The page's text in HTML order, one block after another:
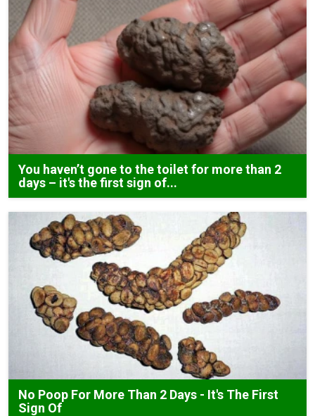
You haven’t gone to the toilet for more than 2
days – it's the first sign of...
No Poop For More Than 2 Days - It's The First
Sign Of